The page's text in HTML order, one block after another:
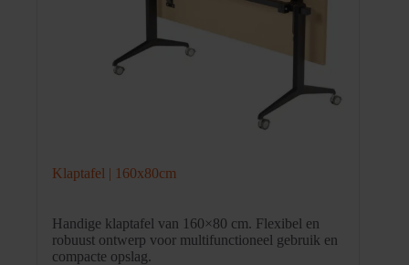
Klaptafel | 160x80cm
Handige klaptafel van 160×80 cm. Flexibel en
robuust ontwerp voor multifunctioneel gebruik en
compacte opslag.